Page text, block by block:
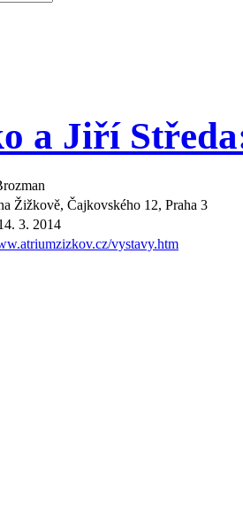
a Jiří
Žižkově, Čajkovského 12, Praha 3
3. 2014
vystavy.htm